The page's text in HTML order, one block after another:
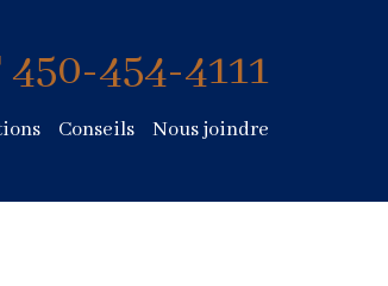
450-454-4111
Conseils Nous joindre